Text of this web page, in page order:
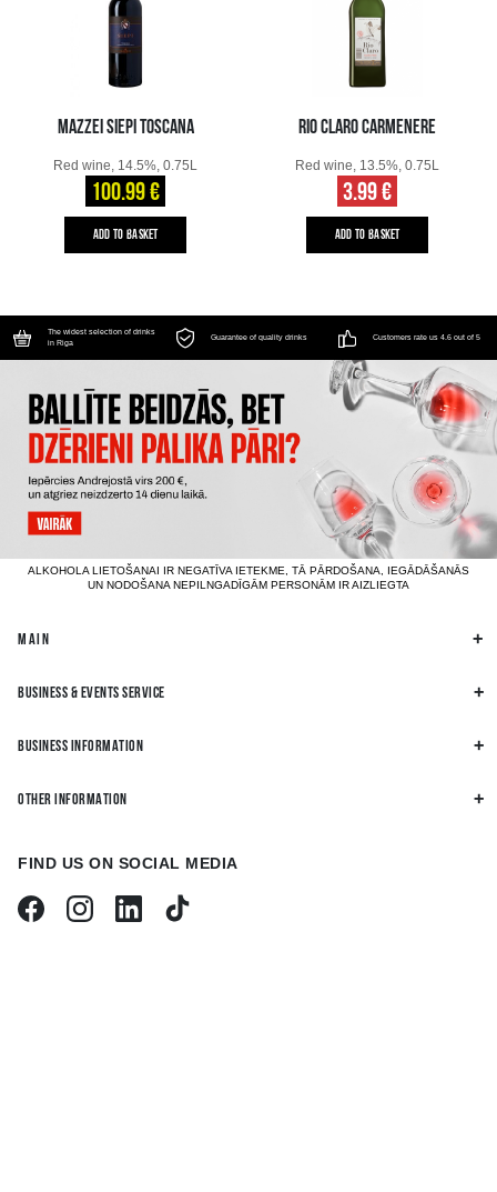
MAZZEI SIEPI TOSCANA
Red wine, 14.5%, 0.75L
100.99 €
ADD TO BASKET
RIO CLARO CARMENERE
Red wine, 13.5%, 0.75L
3.99 €
ADD TO BASKET
The widest selection of drinks
in Riga
Guarantee of quality drinks Customers rate us 4.6 out of 5
ALKOHOLA LIETOŠANAI IR NEGATĪVA IETEKME, TĀ PĀRDOŠANA, IEGĀDĀŠANĀS
UN NODOŠANA NEPILNGADĪGĀM PERSONĀM IR AIZLIEGTA
MAIN
BUSINESS & EVENTS SERVICE
BUSINESS INFORMATION
OTHER INFORMATION
FIND US ON SOCIAL MEDIA